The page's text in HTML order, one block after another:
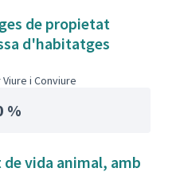
de propietat
d'habitatges
i Conviure
%
vida animal, amb